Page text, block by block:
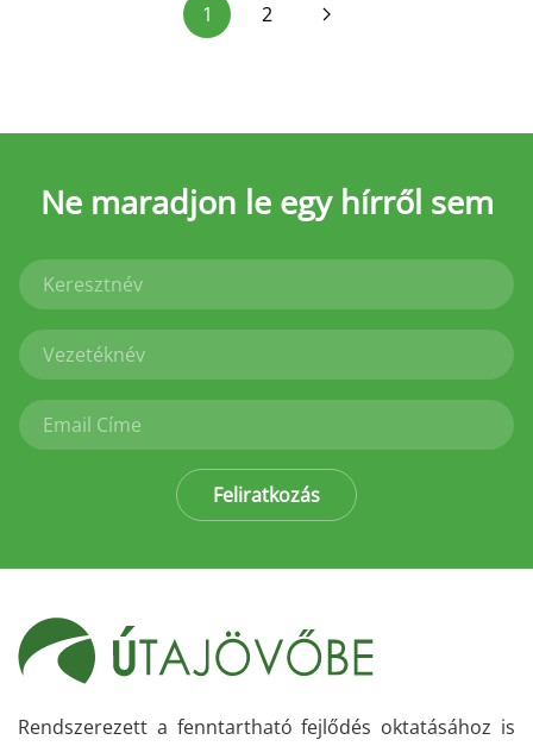
1 2
Ne maradjon le egy hírről sem
Feliratkozás
Rendszerezett a fenntartható fejlődés oktatásához is